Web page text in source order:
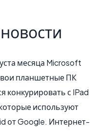
месяца Microsoft
планшетные ПК
конкурировать с IPad
используют
от Google. Интернет-